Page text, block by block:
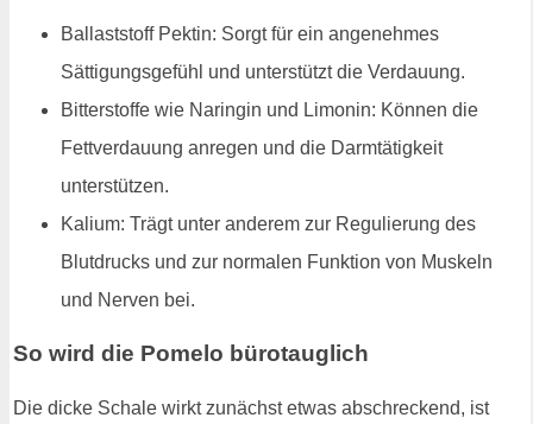
Ballaststoff Pektin: Sorgt für ein angenehmes
Sättigungsgefühl und unterstützt die Verdauung.
Bitterstoffe wie Naringin und Limonin: Können die
Fettverdauung anregen und die Darmtätigkeit
unterstützen.
Kalium: Trägt unter anderem zur Regulierung des
Blutdrucks und zur normalen Funktion von Muskeln
und Nerven bei.
So wird die Pomelo bürotauglich
Die dicke Schale wirkt zunächst etwas abschreckend, ist